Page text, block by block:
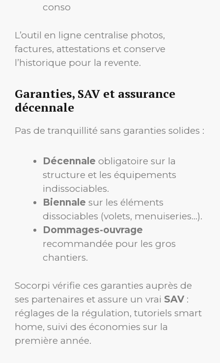
conso
L’outil en ligne centralise photos,
factures, attestations et conserve
l’historique pour la revente.
Garanties, SAV et assurance
décennale
Pas de tranquillité sans garanties solides :
Décennale obligatoire sur la
structure et les équipements
indissociables.
Biennale sur les éléments
dissociables (volets, menuiseries…).
Dommages-ouvrage
recommandée pour les gros
chantiers.
Socorpi vérifie ces garanties auprès de
ses partenaires et assure un vrai SAV :
réglages de la régulation, tutoriels smart
home, suivi des économies sur la
première année.